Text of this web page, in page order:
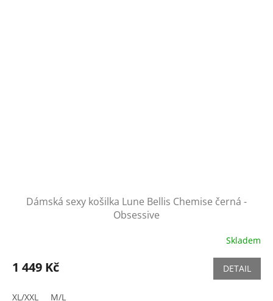
Dámská sexy košilka Lune Bellis Chemise černá -
Obsessive
Skladem
1 449 Kč DETAIL
XL/XXL M/L